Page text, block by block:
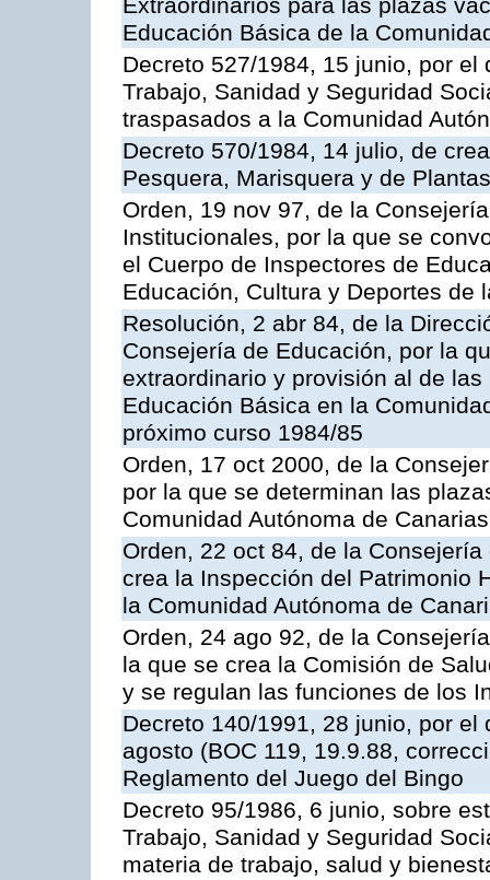
Extraordinarios para las plazas
Educación Básica de la
Decreto 527/1984, 15 junio, por
Trabajo, Sanidad y Seguridad
traspasados a la Comunidad
Decreto 570/1984, 14 julio, de
Pesquera, Marisquera y de
Orden, 19 nov 97, de la
Institucionales, por la que se
el Cuerpo de Inspectores de
Educación, Cultura y Deportes de
Resolución, 2 abr 84, de la
Consejería de Educación, por la
extraordinario y provisión al de
Educación Básica en la
próximo curso 1984/85
Orden, 17 oct 2000, de la
por la que se determinan las
Comunidad Autónoma de Canarias
Orden, 22 oct 84, de la
crea la Inspección del Patrimonio
la Comunidad Autónoma de
Orden, 24 ago 92, de la
la que se crea la Comisión de
y se regulan las funciones de los
Decreto 140/1991, 28 junio, por
agosto (BOC 119, 19.9.88,
Reglamento del Juego del Bingo
Decreto 95/1986, 6 junio, sobre
Trabajo, Sanidad y Seguridad
materia de trabajo, salud y